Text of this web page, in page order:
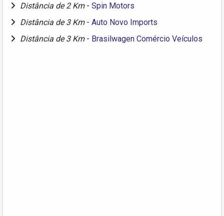
Distância de 2 Km - Spin Motors
Distância de 3 Km - Auto Novo Imports
Distância de 3 Km - Brasilwagen Comércio Veículos